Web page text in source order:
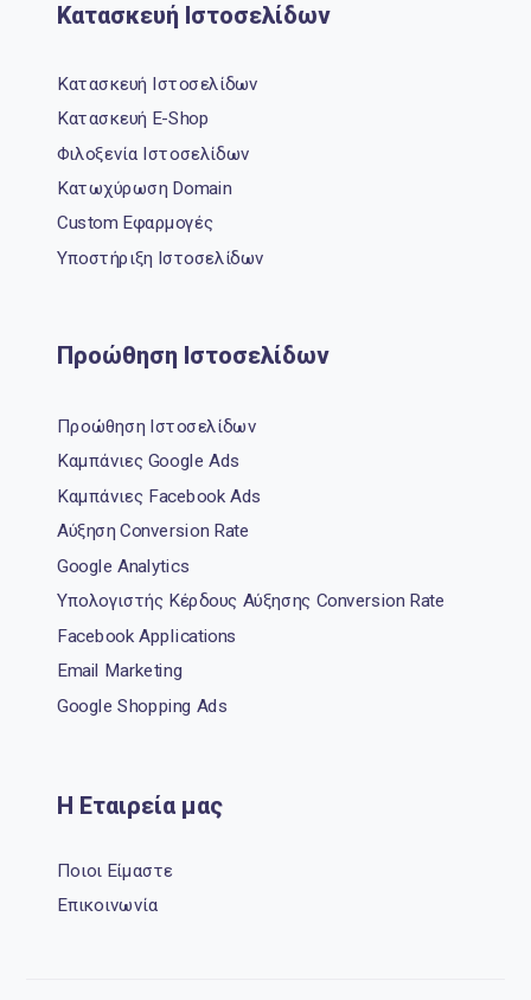
Κατασκευή Ιστοσελίδων
Κατασκευή Ιστοσελίδων
Κατασκευή E-Shop
Φιλοξενία Ιστοσελίδων
Κατωχύρωση Domain
Custom Εφαρμογές
Υποστήριξη Ιστοσελίδων
Προώθηση Ιστοσελίδων
Προώθηση Ιστοσελίδων
Καμπάνιες Google Ads
Καμπάνιες Facebook Ads
Αύξηση Conversion Rate
Google Analytics
Υπολογιστής Κέρδους Αύξησης Conversion Rate
Facebook Applications
Email Marketing
Google Shopping Ads
Η Εταιρεία μας
Ποιοι Είμαστε
Επικοινωνία